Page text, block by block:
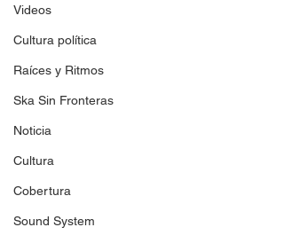
Videos
Cultura política
Raíces y Ritmos
Ska Sin Fronteras
Noticia
Cultura
Cobertura
Sound System